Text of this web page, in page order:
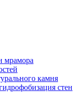
мрамора
камня
стен